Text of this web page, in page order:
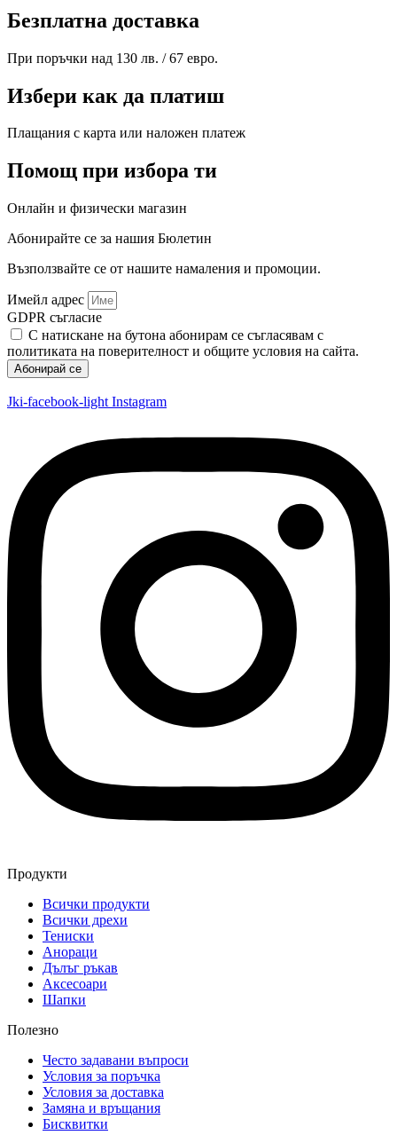
Безплатна доставка
При поръчки над 130 лв. / 67 евро.
Избери как да платиш
Плащания с карта или наложен платеж
Помощ при избора ти
Онлайн и физически магазин
Абонирайте се за нашия Бюлетин
Възползвайте се от нашите намаления и промоции.
Имейл адрес
GDPR съгласие
С натискане на бутона абонирам се съгласявам с
политиката на поверителност и общите условия на сайта.
Абонирай се
Jki-facebook-light Instagram
Продукти
Всички продукти
Всички дрехи
Тениски
Анораци
Дълъг ръкав
Аксесоари
Шапки
Полезно
Често задавани въпроси
Условия за поръчка
Условия за доставка
Замяна и връщания
Бисквитки